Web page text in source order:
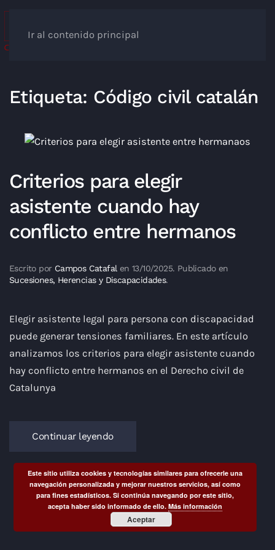
Ir al contenido principal
Etiqueta: Código civil catalán
Criterios para elegir
asistente cuando hay
conflicto entre hermanos
Escrito por Campos Catafal en13/10/2025. Publicado en
Sucesiones, Herencias y Discapacidades.
Elegir asistente legal para persona con discapacidad
puede generar tensiones familiares. En este artículo
analizamos los criterios para elegir asistente cuando
hay conflicto entre hermanos en el Derecho civil de
Catalunya
Continuar leyendo
Este sitio utiliza cookies y tecnologías similares para ofrecerle una
navegación personalizada y mejorar nuestros servicios, así como
para fines estadísticos. Si continúa navegando por este sitio,
acepta haber sido informado de ello.Más información
Aceptar